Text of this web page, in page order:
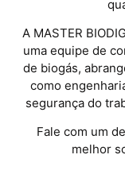
A MASTER
uma equipe de
de biogás,
como
segurança do
Fale com um
melhor